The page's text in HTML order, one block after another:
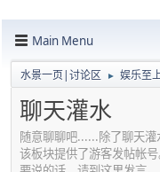
Main Menu
水景一页|讨论区 ► 娱乐至
聊天灌水
随意聊聊吧......除了聊天灌
该板块提供了游客发帖帐